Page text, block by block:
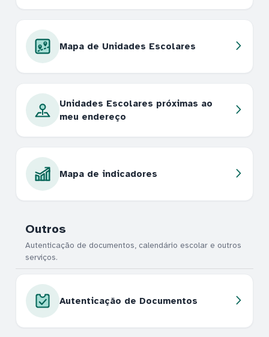
Mapa de Unidades Escolares
Unidades Escolares próximas ao
meu endereço
Mapa de indicadores
Outros
Autenticação de documentos, calendário escolar e outros
serviços.
Autenticação de Documentos